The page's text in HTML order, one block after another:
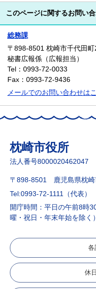
このページに関するお問い
総務課
〒898-8501 枕崎市千代田町
秘書広報係（広報担当）
Tel：0993-72-0033
Fax：0993-72-9436
メールでのお問い合わせは
枕崎市役所
法人番号8000020462047
〒898-8501 鹿児島県枕崎
Tel:0993-72-1111（代表）
開庁時間：平日の午前8時
曜・祝日・年末年始を除く）
各
休